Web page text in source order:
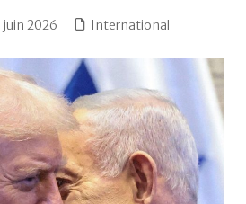
juin 2026 International